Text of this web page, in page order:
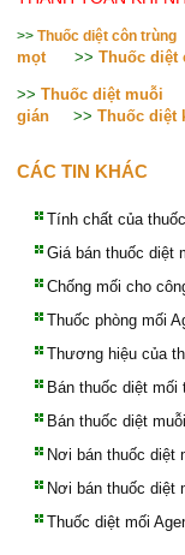
>> Thuốc diệt côn trùng
mọt
>> Thuốc diệt
>> Thuốc diệt muỗi
gián
>> Thuốc diệt
CÁC TIN KHÁC
Tính chất của
Giá bán thuốc diệt
Chống mối cho
Thuốc phòng mối
Thương hiệu của
Bán thuốc diệt mối
Bán thuốc diệt
Nơi bán thuốc diệt
Nơi bán thuốc diệt
Thuốc diệt mối